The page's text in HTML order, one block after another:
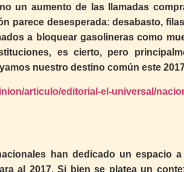
un aumento de las llamadas
parece desesperada: desabasto,
a bloquear gasolineras como
es cierto, pero
nuestro destino común este
articulo/editorial-el-universal/
han dedicado un espacio
al 2017. Si bien se platea un